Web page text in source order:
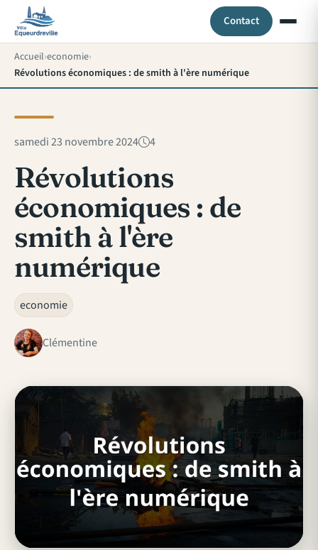
Contact
Accueil economie
Révolutions économiques : de smith à l'ère numérique
samedi 23 novembre 2024 4
Révolutions
économiques : de
smith à l'ère
numérique
economie
Clémentine